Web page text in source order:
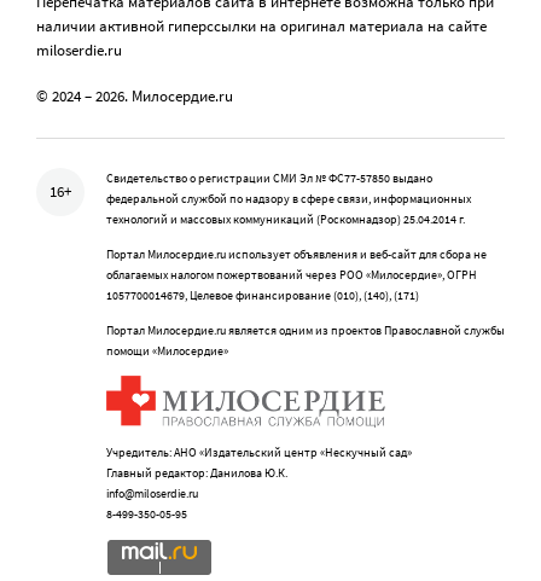
наличии активной гиперссылки на оригинал материала на сайте
miloserdie.ru
© 2024 – 2026. Милосердие.ru
16+
Свидетельство о регистрации СМИ Эл № ФС77-57850 выдано
федеральной службой по надзору в сфере связи, информационных
технологий и массовых коммуникаций (Роскомнадзор) 25.04.2014 г.
Портал Милосердие.ru использует объявления и веб-сайт для сбора не
облагаемых налогом пожертвований через РОО «Милосердие», ОГРН
1057700014679, Целевое финансирование (010), (140), (171)
Портал Милосердие.ru является одним из проектов Православной службы
помощи «Милосердие»
Учредитель: АНО «Издательский центр «Нескучный сад»
Главный редактор: Данилова Ю.К.
info@miloserdie.ru
8-499-350-05-95